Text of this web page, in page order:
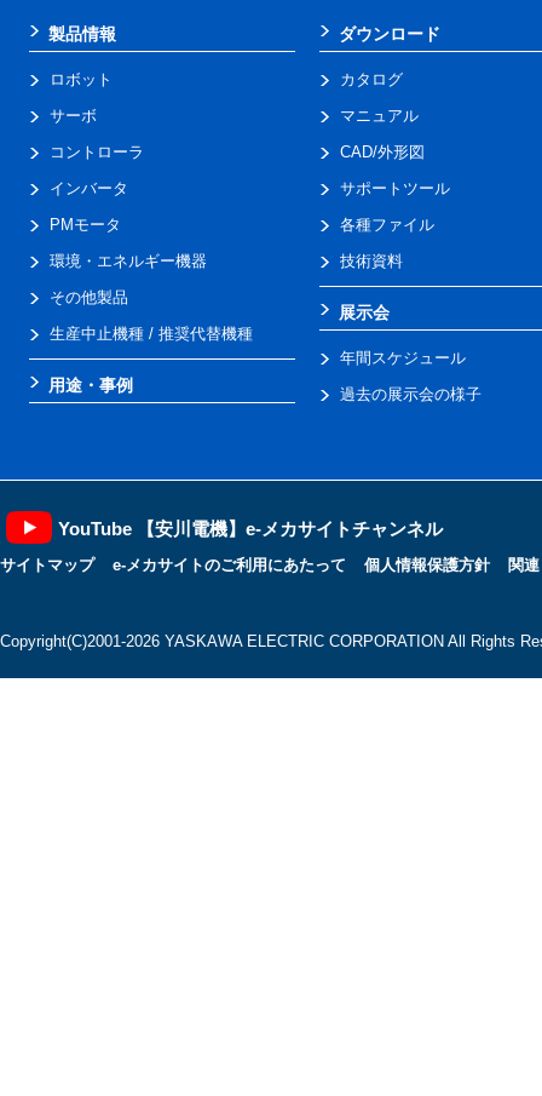
製品情報
ロボット
サーボ
コントローラ
インバータ
PMモータ
環境・エネルギー機器
その他製品
生産中止機種 / 推奨代替機種
用途・事例
ダウンロード
カタログ
マニュアル
CAD/外形図
サポートツール
各種ファイル
技術資料
展示会
年間スケジュール
過去の展示会の様子
YouTube 【安川電機】e-メカサイトチャンネル
サイトマップ e-メカサイトのご利用にあたって 個人情報保護方針 関
Copyright(C)2001‐2026 YASKAWA ELECTRIC CORPORATION All Rights